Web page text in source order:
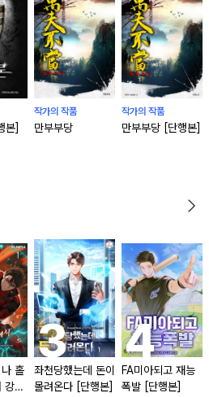
본]
작가의 작품
만부부당
작가의 작품
만부부당 [단행본]
홀
강해
좌천당했는데 돈이
몰려온다 [단행본]
FA미아되고 재능
폭발 [단행본]